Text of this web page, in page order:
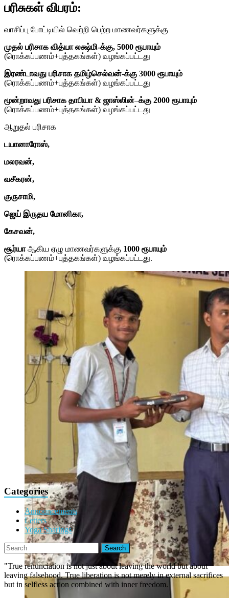
பரிசுகள் விபரம்:
வாசிப்பு போட்டியில் வெற்றி பெற்ற மாணவர்களுக்கு
முதல் பரிசாக வித்யா லக்ஷ்மி-க்கு, 5000 ரூபாயும்
(ரொக்கப்பணம்+புத்தகங்கள்) வழங்கப்பட்டது
இரண்டாவது பரிசாக தமிழ்செல்வன்-க்கு 3000 ரூபாயும்
(ரொக்கப்பணம்+புத்தகங்கள்) வழங்கப்பட்டது
மூன்றாவது பரிசாக தாபியா & ஜாஸ்லின்–க்கு 2000 ரூபாயும்
(ரொக்கப்பணம்+புத்தகங்கள்) வழங்கப்பட்டது
ஆறுதல் பரிசாக
டயானாரோஸ்,
மலரவன்,
வசீகரன்,
குருசாமி,
ஜெய் இருதய மோனிகா,
கேசவன்,
சூர்யாஆகிய ஏழு மாணவர்களுக்கு 1000 ரூபாயும்
(ரொக்கப்பணம்+புத்தகங்கள்) வழங்கப்பட்டது.
Categories
Announcements
Letters
Yoga Sharings
"True renunciation is not just about leaving the world but about
leaving falsehood. True liberation is not merely in external sacrifices
but in selfless action combined with inner freedom.